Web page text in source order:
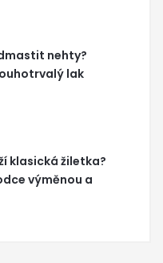
nehty?
lak
klasická žiletka?
výměnou a